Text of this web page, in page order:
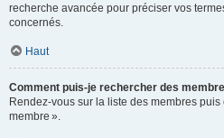
recherche avancée pour préciser vos
concernés.
Haut
Comment puis-je rechercher des
Rendez-vous sur la liste des membres
membre ».